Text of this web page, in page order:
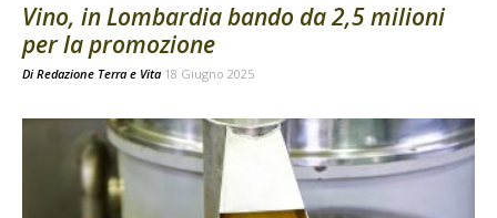
Vino, in Lombardia bando da 2,5 milioni
per la promozione
Di Redazione Terra e Vita 18 Giugno 2025